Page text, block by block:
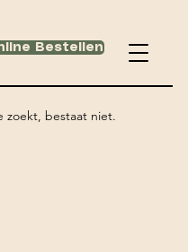
Bestellen
zoekt, bestaat niet.